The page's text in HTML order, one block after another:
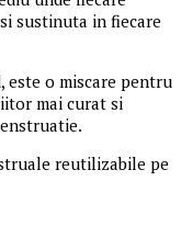
sustinuta in fiecare
este o miscare pentru
mai curat si
reutilizabile pe